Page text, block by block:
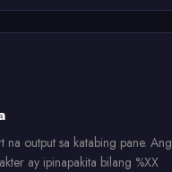
na output sa katabing pane. Ang
ay ipinapakita bilang %XX